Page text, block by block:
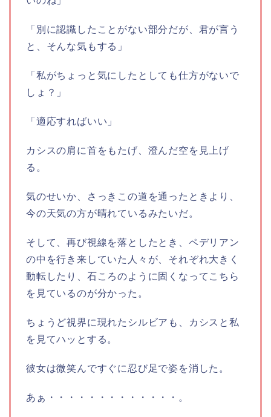
「別に認識したことがない部分だが、君が言う
と、そんな気もする」
「私がちょっと気にしたとしても仕方がないで
しょ？」
「適応すればいい」
カシスの肩に首をもたげ、澄んだ空を見上げ
る。
気のせいか、さっきこの道を通ったときより、
今の天気の方が晴れているみたいだ。
そして、再び視線を落としたとき、ペデリアン
の中を行き来していた人々が、それぞれ大きく
動転したり、石ころのように固くなってこちら
を見ているのが分かった。
ちょうど視界に現れたシルビアも、カシスと私
を見てハッとする。
彼女は微笑んですぐに忍び足で姿を消した。
あぁ・・・・・・・・・・・・・。